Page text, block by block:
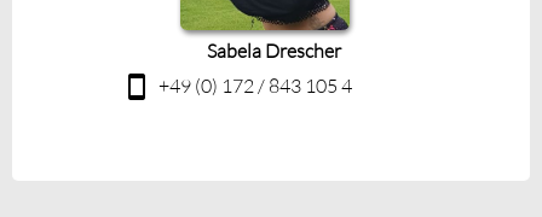
Sabela Drescher
+49 (0) 172 / 843 105 4